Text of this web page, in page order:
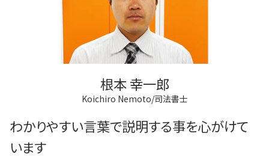
根本 幸一郎
Koichiro Nemoto/司法書士
わかりやすい言葉で説明する事を心がけて
います